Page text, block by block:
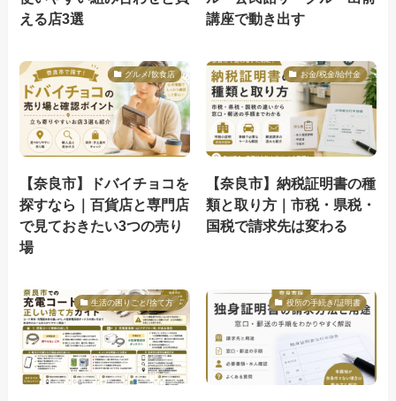
える店3選
講座で動き出す
グルメ/飲食店
【奈良市】ドバイチョコを
探すなら｜百貨店と専門店
で見ておきたい3つの売り
場
お金/税金/給付金
【奈良市】納税証明書の種
類と取り方｜市税・県税・
国税で請求先は変わる
生活の困りごと/捨て方 役所の手続き/証明書